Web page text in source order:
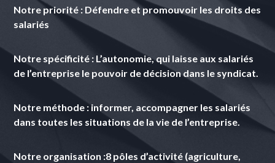
Notre priorité : Défendre et promouvoir les droits des
salariés
Notre spécificité : L’autonomie, qui laisse aux salariés
de l’entreprise le pouvoir de décision dans le syndicat.
Notre méthode :informer, accompagner les salariés
dans toutes les situations de la vie de l’entreprise.
Notre organisation :8 pôles d’activité (agriculture,